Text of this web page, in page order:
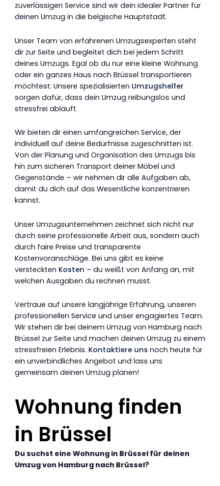
zuverlässigen Service sind wir dein idealer Partner für
deinen Umzug in die belgische Hauptstadt.
Unser Team von erfahrenen Umzugsexperten steht
dir zur Seite und begleitet dich bei jedem Schritt
deines Umzugs. Egal ob du nur eine kleine Wohnung
oder ein ganzes Haus nach Brüssel transportieren
möchtest: Unsere spezialisierten Umzugshelfer
sorgen dafür, dass dein Umzug reibungslos und
stressfrei abläuft.
Wir bieten dir einen umfangreichen Service, der
individuell auf deine Bedürfnisse zugeschnitten ist.
Von der Planung und Organisation des Umzugs bis
hin zum sicheren Transport deiner Möbel und
Gegenstände – wir nehmen dir alle Aufgaben ab,
damit du dich auf das Wesentliche konzentrieren
kannst.
Unser Umzugsunternehmen zeichnet sich nicht nur
durch seine professionelle Arbeit aus, sondern auch
durch faire Preise und transparente
Kostenvoranschläge. Bei uns gibt es keine
versteckten Kosten – du weißt von Anfang an, mit
welchen Ausgaben du rechnen musst.
Vertraue auf unsere langjährige Erfahrung, unseren
professionellen Service und unser engagiertes Team.
Wir stehen dir bei deinem Umzug von Hamburg nach
Brüssel zur Seite und machen deinen Umzug zu einem
stressfreien Erlebnis. Kontaktiere uns noch heute für
ein unverbindliches Angebot und lass uns
gemeinsam deinen Umzug planen!
Wohnung finden
in Brüssel
Du suchst eine Wohnung in Brüssel für deinen
Umzug von Hamburg nach Brüssel?